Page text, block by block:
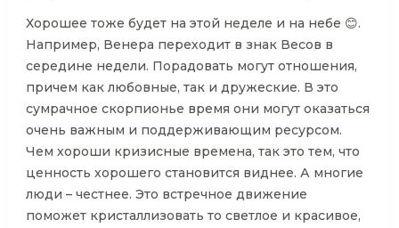
Хорошее тоже будет на этой неделе и на небе 😊.
Например, Венера переходит в знак Весов в
середине недели. Порадовать могут отношения,
причем как любовные, так и дружеские. В это
сумрачное скорпионье время они могут оказаться
очень важным и поддерживающим ресурсом.
Чем хороши кризисные времена, так это тем, что
ценность хорошего становится виднее. А многие
люди – честнее. Это встречное движение
поможет кристаллизовать то светлое и красивое,